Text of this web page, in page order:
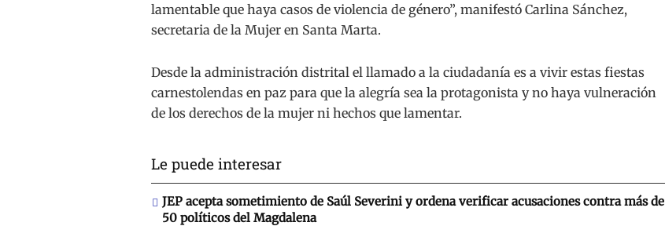
lamentable que haya casos de violencia de género”, manifestó Carlina Sánchez,
secretaria de la Mujer en Santa Marta.
Desde la administración distrital el llamado a la ciudadanía es a vivir estas fiestas
carnestolendas en paz para que la alegría sea la protagonista y no haya vulneración
de los derechos de la mujer ni hechos que lamentar.
Le puede interesar
JEP acepta sometimiento de Saúl Severini y ordena verificar acusaciones contra más de
50 políticos del Magdalena